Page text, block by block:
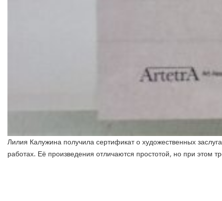
Лилия Калужина получила сертификат о художественных
работах. Её произведения отличаются простотой, но при этом